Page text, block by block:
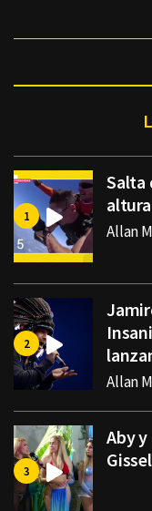
Salta
Allan
Allan
Aby